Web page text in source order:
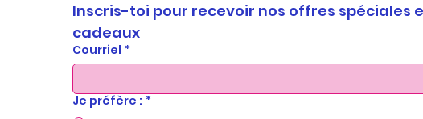
Inscris-toi pour recevoir nos offres spéciales
cadeaux
Courriel *
Je préfère : *